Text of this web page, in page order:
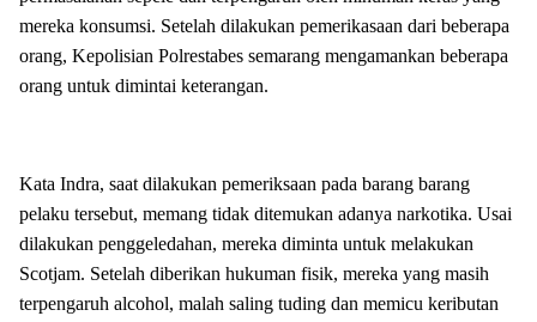
mereka konsumsi. Setelah dilakukan pemerikasaan dari beberapa
orang, Kepolisian Polrestabes semarang mengamankan beberapa
orang untuk dimintai keterangan.
Kata Indra, saat dilakukan pemeriksaan pada barang barang
pelaku tersebut, memang tidak ditemukan adanya narkotika. Usai
dilakukan penggeledahan, mereka diminta untuk melakukan
Scotjam. Setelah diberikan hukuman fisik, mereka yang masih
terpengaruh alcohol, malah saling tuding dan memicu keributan